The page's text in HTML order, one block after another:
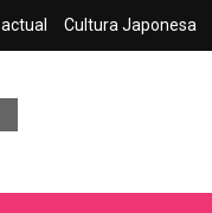
Cultura Japonesa